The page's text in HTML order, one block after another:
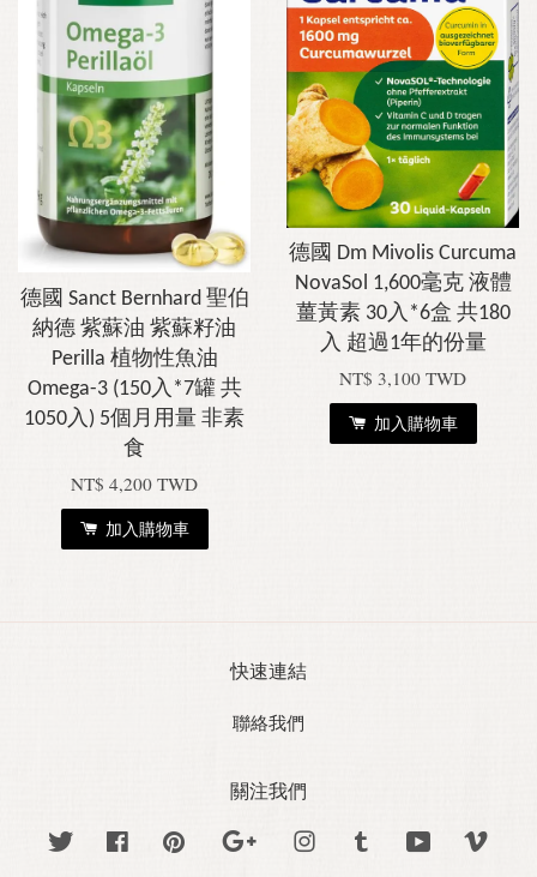
德國 Sanct Bernhard 聖伯
納德 紫蘇油 紫蘇籽油
Perilla 植物性魚油
Omega-3 (150入*7罐 共
1050入) 5個月用量 非素
食
NT$ 4,200 TWD
加入購物車
德國 Dm Mivolis Curcuma
NovaSol 1,600毫克 液體
薑黃素 30入*6盒 共180
入 超過1年的份量
NT$ 3,100 TWD
加入購物車
快速連結
聯絡我們
關注我們
Twitter Facebook Pinterest Google Instagram Tumblr YouTube